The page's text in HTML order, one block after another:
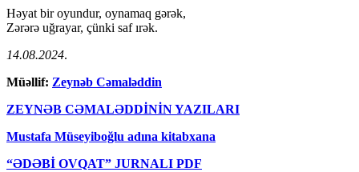
Həyat bir oyundur, oynamaq gərək,
Zərərə uğrayar, çünki saf ırək.
14.08.2024.
Müəllif: Zeynəb Cəmaləddin
ZEYNƏB CƏMALƏDDİNİN YAZILARI
Mustafa Müseyiboğlu adına kitabxana
“ƏDƏBİ OVQAT” JURNALI PDF